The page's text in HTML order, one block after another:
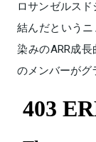
ロサンゼルス
結んだという
染みのARR成
のメンバーがグ